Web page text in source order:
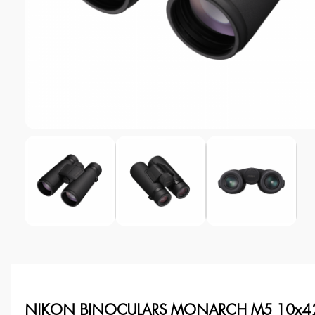
NIKON BINOCULARS MONARCH M5